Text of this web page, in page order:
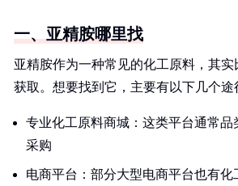
一、亚精胺哪里找
亚精胺作为一种常见的化工原料，其
获取。想要找到它，主要有以下几个途
专业化工原料商城：这类平台通常品
采购
电商平台：部分大型电商平台也有化